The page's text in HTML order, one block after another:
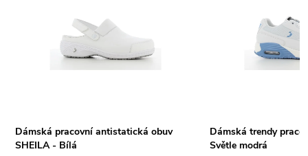
Dámská pracovní antistatická obuv
SHEILA - Bílá
Dámská trendy
Světle modrá